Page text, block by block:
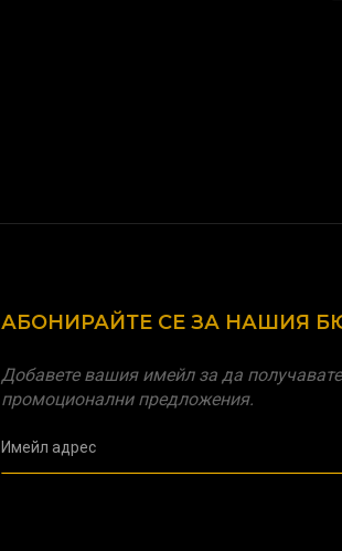
АБОНИРАЙТЕ СЕ ЗА НАШИЯ
Добавете вашия имейл за да
промоционални предложения.